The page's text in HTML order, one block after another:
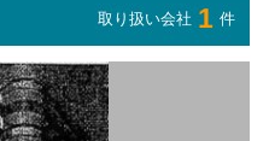
取り扱い会社 1 件